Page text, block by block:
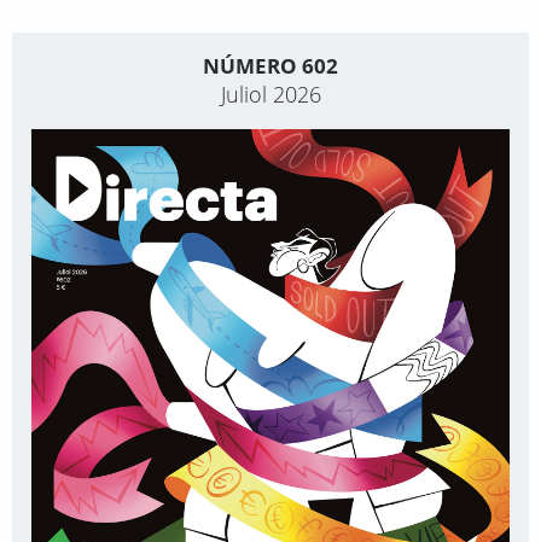
NÚMERO 602
Juliol 2026